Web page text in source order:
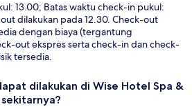
13.00; Batas waktu check-in pukul:
dilakukan pada 12.30. Check-out
dengan biaya (tergantung
out ekspres serta check-in dan check-
tersedia.
dilakukan di Wise Hotel Spa &